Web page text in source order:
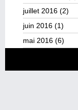
juillet 2016 (2)
juin 2016 (1)
mai 2016 (6)